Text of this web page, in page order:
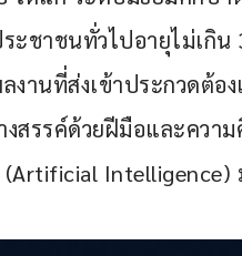
ะชาชนทั่วไปอายุไม่เกิ
งานที่ส่งเข้าประกวดต้อ
สรรค์ด้วยฝีมือและควา
Intelligence)